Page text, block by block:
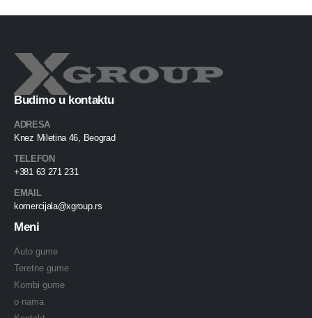
Budimo u kontaktu
ADRESA
Knez Miletina 46, Beograd
TELEFON
+381 63 271 231
EMAIL
komercijala@xgroup.rs
Meni
Auto gume
Teretne gume
Kombi gume
o nama